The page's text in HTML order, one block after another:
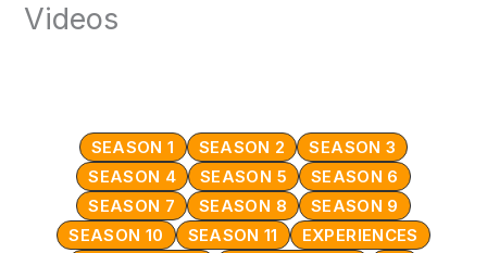
Videos
SEASON 1 SEASON 2
SEASON 3
SEASON 4
SEASON 5
SEASON 6
SEASON 7
SEASON 8
SEASON 9
SEASON 10
SEASON 11 EXPERIENCES